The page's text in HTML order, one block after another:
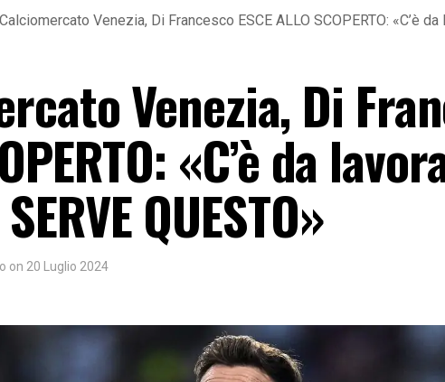
Calciomercato Venezia, Di Francesco ESCE ALLO SCOPERTO: «C’è
Venezia, Di
«C’è da
QUESTO»
on 20 Luglio 2024